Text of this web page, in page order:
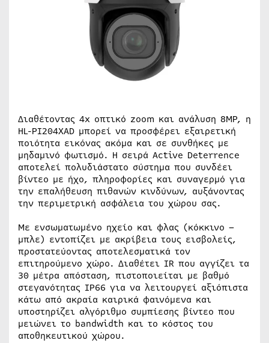
Διαθέτοντας 4x οπτικό zoom και ανάλυση 8MP, η
HL-PI204XAD μπορεί να προσφέρει εξαιρετική
ποιότητα εικόνας ακόμα και σε συνθήκες με
μηδαμινό φωτισμό. Η σειρά Active Deterrence
αποτελεί πολυδιάστατο σύστημα που συνδέει
βίντεο με ήχο, πληροφορίες και συναγερμό για
την επαλήθευση πιθανών κινδύνων, αυξάνοντας
την περιμετρική ασφάλεια του χώρου σας.
Με ενσωματωμένο ηχείο και φλας (κόκκινο –
μπλε) εντοπίζει με ακρίβεια τους εισβολείς,
προστατεύοντας αποτελεσματικά τον
επιτηρούμενο χώρο. Διαθέτει IR που αγγίζει τα
30 μέτρα απόσταση, πιστοποιείται με βαθμό
στεγανότητας IP66 για να λειτουργεί αξιόπιστα
κάτω από ακραία καιρικά φαινόμενα και
υποστηρίζει αλγόριθμο συμπίεσης βίντεο που
μειώνει το bandwidth και το κόστος του
αποθηκευτικού χώρου.